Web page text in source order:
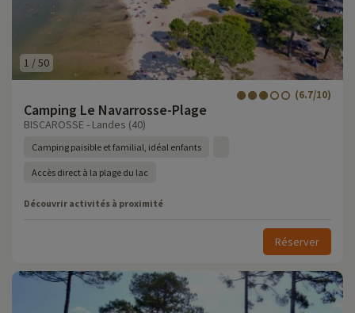
1 /50
Camping Le Navarrosse-Plage
(6.7/10)
BISCAROSSE - Landes (40)
Camping paisible et familial, idéal enfants
Accès direct à la plage du lac
Découvrir activités à proximité
Réserver